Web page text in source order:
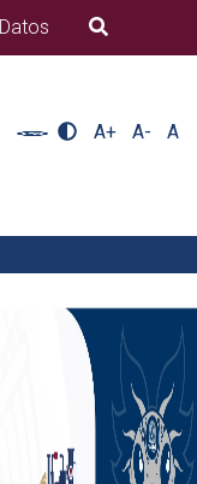
Datos B�squeda
A+ A- A